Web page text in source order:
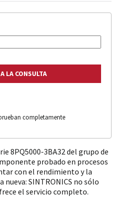
completamente
8PQ5000-3BA32 del grupo de
probado en procesos
con el rendimiento y la
nueva: SINTRONICS no sólo
el servicio completo.